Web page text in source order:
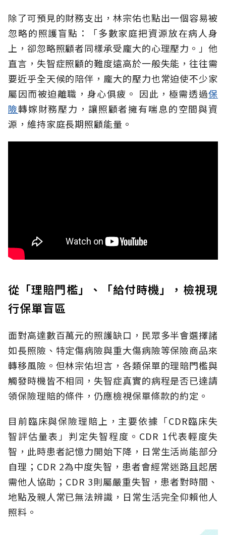
除了可預見的財務支出，林宗佑也點出一個容易被
忽略的照護盲點：「多數家庭把資源放在病人身
上，卻忽略照顧者同樣承受龐大的心理壓力。」他
直言，失智症照顧的難度遠高於一般失能，往往需
要近乎全天候的陪伴，龐大的壓力也常迫使不少家
屬因而被迫離職，身心俱疲。 因此，極需透過保
險轉嫁財務壓力，讓照顧者擁有喘息的空間與資
源，維持家庭長期照顧能量。
從「理賠門檻」、「給付時機」，檢視現
行保單盲區
面對高達數百萬元的照護缺口，民眾多半會選擇諸
如長照險、特定傷病險與重大傷病險等保險商品來
轉移風險。但林宗佑坦言，各類保單的理賠門檻與
觸發時機皆不相同，失智症真實的病程是否已達請
領保險理賠的條件，仍應檢視保單條款的約定。
目前臨床與保險理賠上，主要依據「CDR臨床失
智評估量表」判定失智程度。CDR 1代表輕度失
智，此時患者記憶力開始下降，日常生活尚能部分
自理；CDR 2為中度失智，患者會經常迷路且起居
需他人協助；CDR 3則屬嚴重失智，患者對時間、
地點及親人常已無法辨識，日常生活完全仰賴他人
照料。